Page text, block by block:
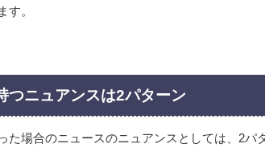
す。
つニュアンスは2パターン
た場合のニュースのニュアンスとしては、2パ